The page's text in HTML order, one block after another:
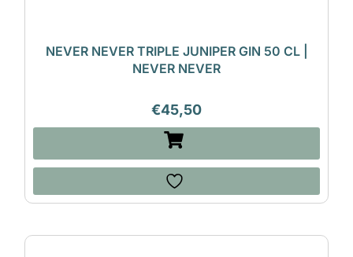
NEVER NEVER TRIPLE JUNIPER GIN 50 CL |
NEVER NEVER
€45,50